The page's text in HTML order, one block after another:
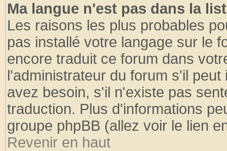
Ma langue n'est pas dans la
Les raisons les plus probables
pas installé votre langage sur le
encore traduit ce forum dans
l'administrateur du forum s'il
avez besoin, s'il n'existe pas
traduction. Plus d'informations
groupe phpBB (allez voir le lien
Revenir en haut